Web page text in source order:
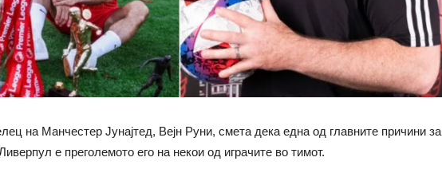
на Манчестер Јунајтед, Вејн Руни, смета дека една од главните причини за
е преголемото его на некои од играчите во тимот.